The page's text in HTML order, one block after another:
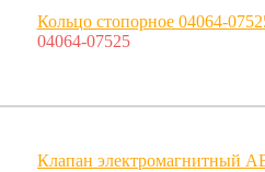
Кольцо стопорное 04064-
04064-07525
Клапан электромагнитный